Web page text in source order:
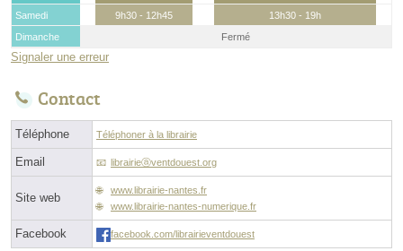
Samedi
9h30 - 12h45
13h30 - 19h
Dimanche
Fermé
Signaler une erreur
Contact
Téléphone Téléphoner à la librairie
Email librairieⓐventdouest.org
Site web
www.librairie-nantes.fr
www.librairie-nantes-numerique.fr
Facebook facebook.com/librairieventdouest